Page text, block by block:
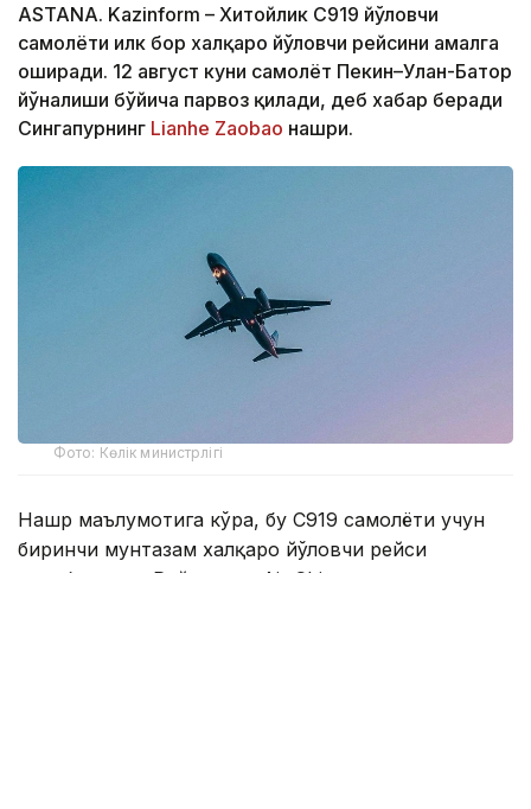
ASTANA. Kazinform – Хитойлик C919 йўловчи
самолёти илк бор халқаро йўловчи рейсини амалга
оширади. 12 август куни самолёт Пекин–Улан-Батор
йўналиши бўйича парвоз қилади, деб хабар беради
Сингапурнинг Lianhe Zaobao нашри.
Фото: Көлік министрлігі
Нашр маълумотига кўра, бу C919 самолёти учун
биринчи мунтазам халқаро йўловчи рейси
ҳисобланади. Рейсларни Air China авиакомпанияси